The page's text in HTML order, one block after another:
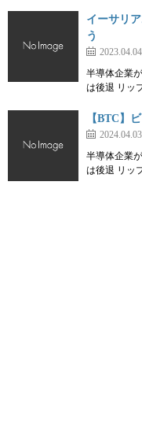
イーサリ
う
2023.04.04
半導体企業
は後退 リ
【BTC】
2024.04.03
半導体企業
は後退 リ